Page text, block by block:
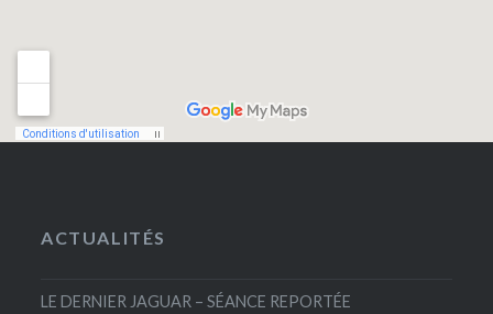
ACTUALITÉS
LE DERNIER JAGUAR – SÉANCE REPORTÉE